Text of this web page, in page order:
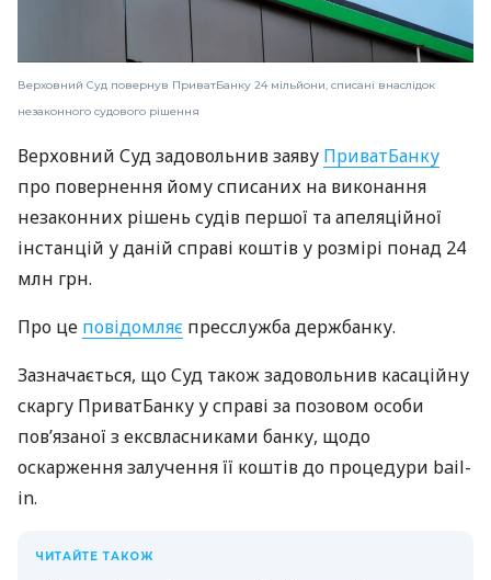
Верховний Суд повернув ПриватБанку 24 мільйони, списані внаслідок
незаконного судового рішення
Верховний Суд задовольнив заяву ПриватБанку
про повернення йому списаних на виконання
незаконних рішень судів першої та апеляційної
інстанцій у даній справі коштів у розмірі понад 24
млн грн.
Про це повідомляє пресслужба держбанку.
Зазначається, що Суд також задовольнив касаційну
скаргу ПриватБанку у справі за позовом особи
повʼязаної з ексвласниками банку, щодо
оскарження залучення її коштів до процедури bail-
in.
ЧИТАЙТЕ ТАКОЖ